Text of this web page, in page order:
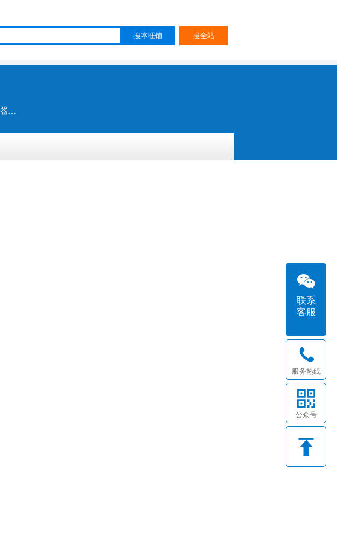
德国MN水处理系列产品 英国牛津仪器Oxford测厚仪 美国LEE测厚仪 日本共立kyoritsu测试包 方源仪器粘度计、试验机、各类检 美国爱色丽颜色检测仪 柯尼卡美能达色差仪 日本爱宕浓度仪、折射仪、折光仪 美国JENCOPH计、溶解仪、各类离 Pantone色卡
联系
客服
服务热线
公众号